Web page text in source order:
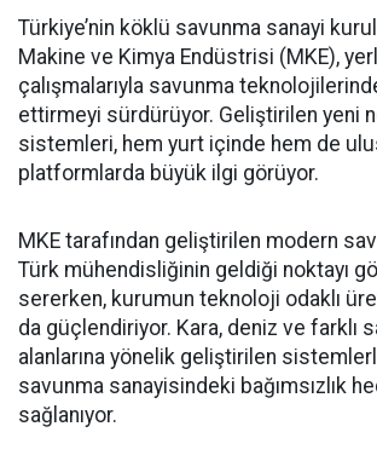
Türkiye’nin köklü savunma sanayi
Makine ve Kimya Endüstrisi (MKE),
çalışmalarıyla savunma
ettirmeyi sürdürüyor. Geliştirilen yeni
sistemleri, hem yurt içinde hem de
platformlarda büyük ilgi görüyor.
MKE tarafından geliştirilen modern
Türk mühendisliğinin geldiği noktayı
sererken, kurumun teknoloji odaklı
da güçlendiriyor. Kara, deniz ve farklı
alanlarına yönelik geliştirilen
savunma sanayisindeki bağımsızlık
sağlanıyor.